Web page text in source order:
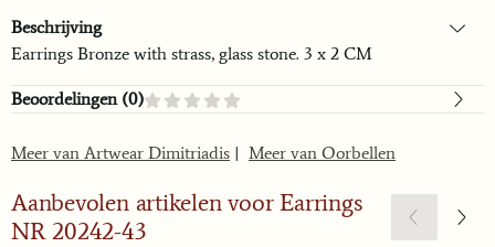
Beschrijving
Earrings Bronze with strass, glass stone. 3 x 2 CM
Beoordelingen (0)
Meer van Artwear Dimitriadis | Meer van Oorbellen
Aanbevolen artikelen voorEarrings
NR 20242-43